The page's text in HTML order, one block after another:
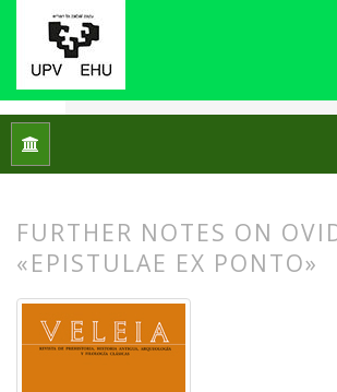
Inicio Núm. 26 (2009):
FURTHER NOTES ON
«EPISTULAE EX PONTO»